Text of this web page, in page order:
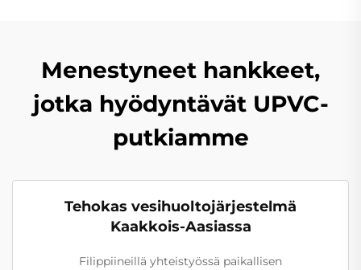
Menestyneet hankkeet,
jotka hyödyntävät UPVC-
putkiamme
Tehokas vesihuoltojärjestelmä
Kaakkois-Aasiassa
Filippiineillä yhteistyössä paikallisen